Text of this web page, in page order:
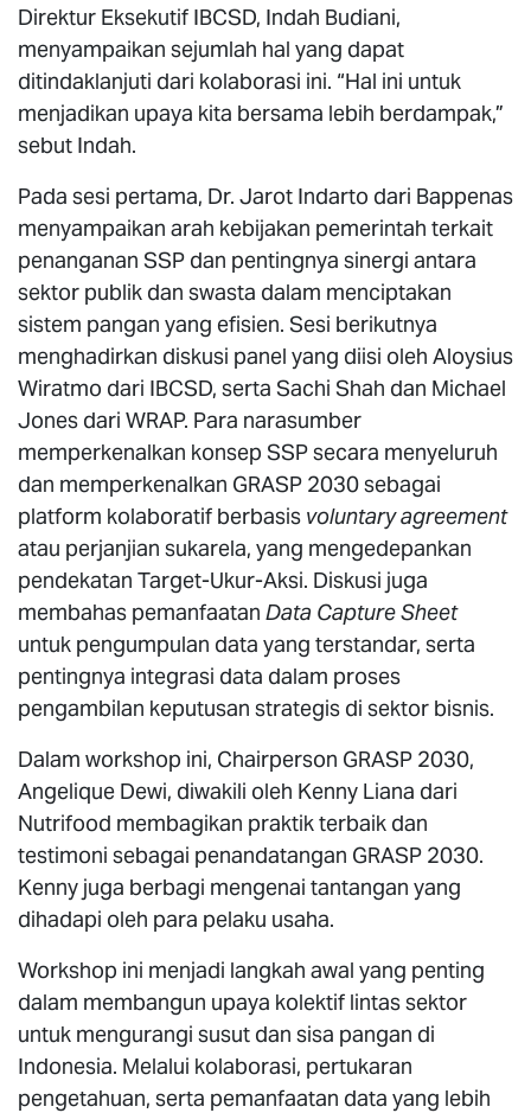
Direktur Eksekutif IBCSD, Indah Budiani,
menyampaikan sejumlah hal yang dapat
ditindaklanjuti dari kolaborasi ini. “Hal ini untuk
menjadikan upaya kita bersama lebih berdampak,”
sebut Indah.
Pada sesi pertama, Dr. Jarot Indarto dari Bappenas
menyampaikan arah kebijakan pemerintah terkait
penanganan SSP dan pentingnya sinergi antara
sektor publik dan swasta dalam menciptakan
sistem pangan yang efisien. Sesi berikutnya
menghadirkan diskusi panel yang diisi oleh Aloysius
Wiratmo dari IBCSD, serta Sachi Shah dan Michael
Jones dari WRAP. Para narasumber
memperkenalkan konsep SSP secara menyeluruh
dan memperkenalkan GRASP 2030 sebagai
platform kolaboratif berbasis voluntary agreement
atau perjanjian sukarela, yang mengedepankan
pendekatan Target-Ukur-Aksi. Diskusi juga
membahas pemanfaatan Data Capture Sheet
untuk pengumpulan data yang terstandar, serta
pentingnya integrasi data dalam proses
pengambilan keputusan strategis di sektor bisnis.
Dalam workshop ini, Chairperson GRASP 2030,
Angelique Dewi, diwakili oleh Kenny Liana dari
Nutrifood membagikan praktik terbaik dan
testimoni sebagai penandatangan GRASP 2030.
Kenny juga berbagi mengenai tantangan yang
dihadapi oleh para pelaku usaha.
Workshop ini menjadi langkah awal yang penting
dalam membangun upaya kolektif lintas sektor
untuk mengurangi susut dan sisa pangan di
Indonesia. Melalui kolaborasi, pertukaran
pengetahuan, serta pemanfaatan data yang lebih